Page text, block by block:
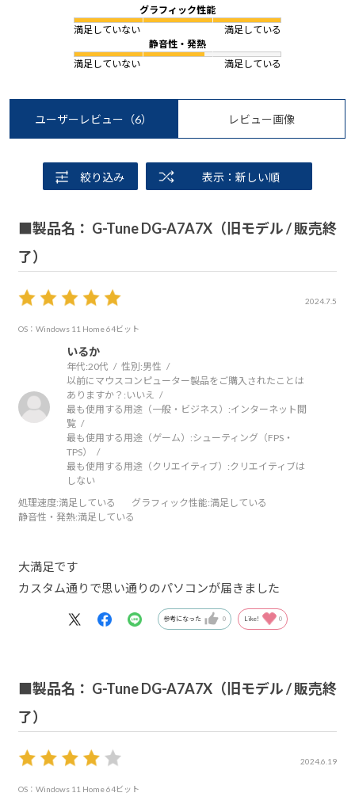
グラフィック性能
満足していない
満足している
静音性・発熱
満足していない
満足している
ユーザーレビュー （6） レビュー画像
絞り込み 表示：新しい順
■製品名： G-Tune DG-A7A7X（旧モデル / 販売終
了）
2024.7.5
OS：Windows 11 Home 64ビット
いるか
年代:20代 性別:男性
以前にマウスコンピューター製品をご購入されたことは
ありますか？: いいえ
最も使用する用途（一般・ビジネス）:インターネット閲
覧
最も使用する用途（ゲーム）:シューティング（FPS・
TPS）
最も使用する用途（クリエイティブ）:クリエイティブは
しない
処理速度:満足している グラフィック性能:満足している
静音性・発熱:満足している
大満足です
カスタム通りで思い通りのパソコンが届きました
参考になった 0 Like! 0
■製品名： G-Tune DG-A7A7X（旧モデル / 販売終
了）
2024.6.19
OS：Windows 11 Home 64ビット